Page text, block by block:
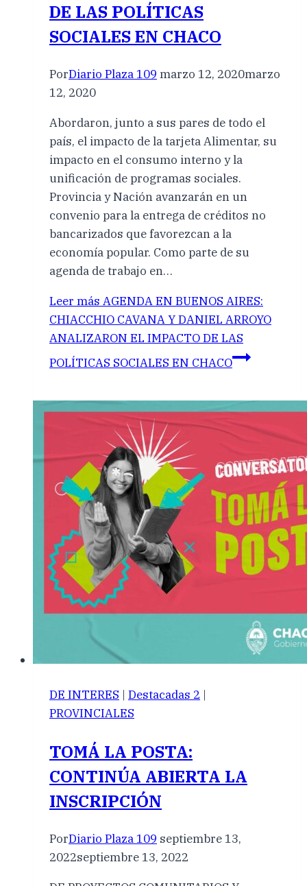
DE LAS POLÍTICAS
SOCIALES EN CHACO
PorDiario Plaza 109 marzo 12, 2020marzo
12, 2020
Abordaron, junto a sus pares de todo el
país, el impacto de la tarjeta Alimentar, su
impacto en el consumo interno y la
unificación de programas sociales.
Provincia y Nación avanzarán en un
convenio para la entrega de créditos no
bancarizados que favorezcan a la
economía popular. Como parte de su
agenda de trabajo en…
Leer más AGENDA EN BUENOS AIRES:
CHIACCHIO CAVANA Y DANIEL ARROYO
ANALIZARON EL IMPACTO DE LAS
POLÍTICAS SOCIALES EN CHACO
DE INTERES | Destacadas 2 |
PROVINCIALES
TOMÁ LA POSTA:
CONTINÚA ABIERTA LA
INSCRIPCIÓN
PorDiario Plaza 109 septiembre 13,
2022septiembre 13, 2022